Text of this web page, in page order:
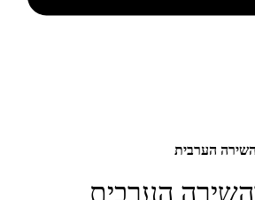
הערבית
הערבית